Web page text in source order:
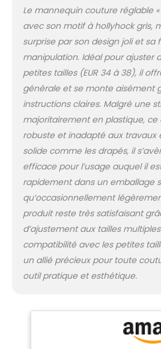
vous
mesures
Le mannequin couture réglable «
avec son motif à hollyhock gris,
surprise par son design joli et sa
manipulation. Idéal pour ajuster
petites tailles (EUR 34 à 38), il
générale et se monte aisément
instructions claires. Malgré une
majoritairement en plastique, ce
robuste et inadapté aux travaux
solide comme les drapés, il
efficace pour l’usage auquel il
rapidement dans un emballage
qu’occasionnellement
produit reste très satisfaisant
d’ajustement aux tailles
compatibilité avec les petites
un allié précieux pour toute
outil pratique et esthétique.